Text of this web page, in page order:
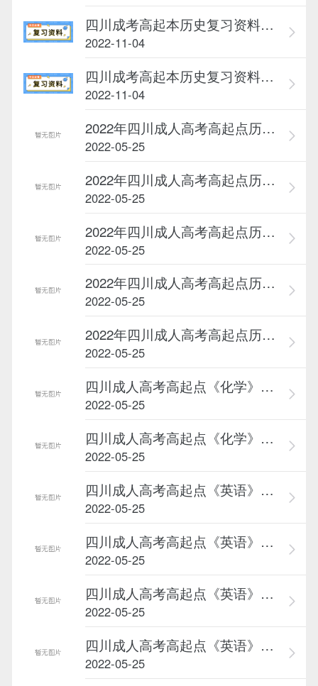
四川成考高起本历史复习资料：五...
2022-11-04
四川成考高起本历史复习资料：第...
2022-11-04
2022年四川成人高考高起点历史《...
2022-05-25
2022年四川成人高考高起点历史《...
2022-05-25
2022年四川成人高考高起点历史《...
2022-05-25
2022年四川成人高考高起点历史《...
2022-05-25
2022年四川成人高考高起点历史《...
2022-05-25
四川成人高考高起点《化学》考点...
2022-05-25
四川成人高考高起点《化学》考点...
2022-05-25
四川成人高考高起点《英语》高频...
2022-05-25
四川成人高考高起点《英语》高频...
2022-05-25
四川成人高考高起点《英语》高频...
2022-05-25
四川成人高考高起点《英语》高频...
2022-05-25